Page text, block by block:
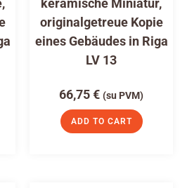
keramische Miniatur,
originalgetreue Kopie
eines Gebäudes in Riga
LV 13
66,75€ (su PVM)
ADD TO CART